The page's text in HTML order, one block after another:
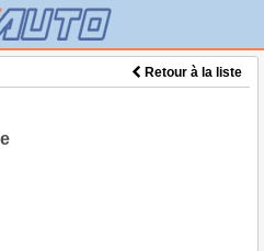
Retour à la liste